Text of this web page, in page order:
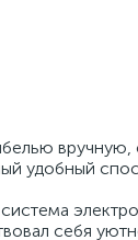
удобный
себя